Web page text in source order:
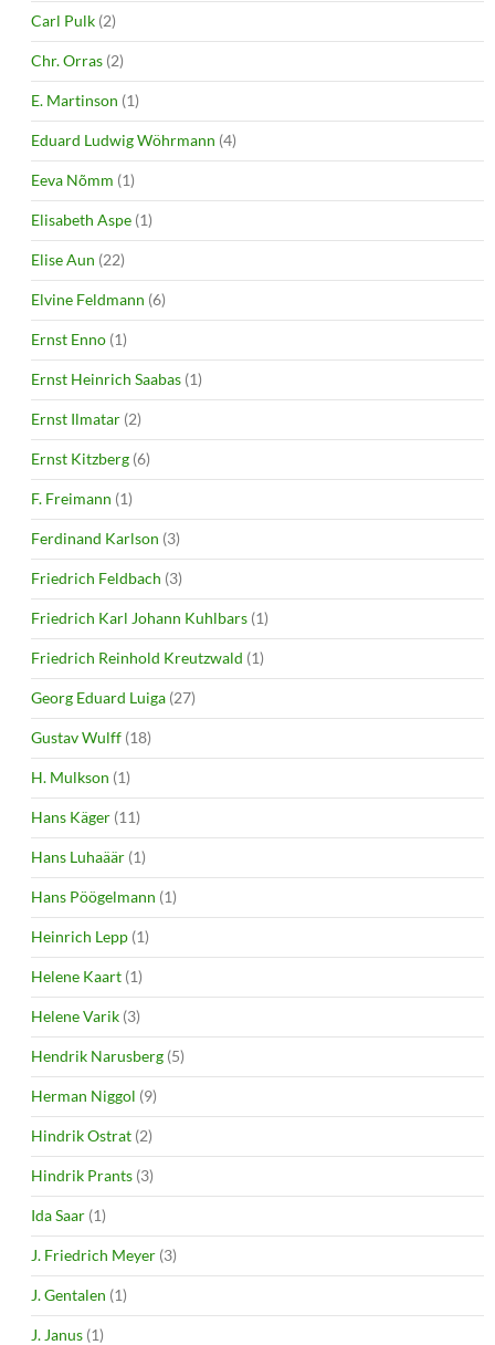
Carl Pulk (2)
Chr. Orras (2)
E. Martinson (1)
Eduard Ludwig Wöhrmann (4)
Eeva Nõmm (1)
Elisabeth Aspe (1)
Elise Aun (22)
Elvine Feldmann (6)
Ernst Enno (1)
Ernst Heinrich Saabas (1)
Ernst Ilmatar (2)
Ernst Kitzberg (6)
F. Freimann (1)
Ferdinand Karlson (3)
Friedrich Feldbach (3)
Friedrich Karl Johann Kuhlbars (1)
Friedrich Reinhold Kreutzwald (1)
Georg Eduard Luiga (27)
Gustav Wulff (18)
H. Mulkson (1)
Hans Käger (11)
Hans Luhaäär (1)
Hans Pöögelmann (1)
Heinrich Lepp (1)
Helene Kaart (1)
Helene Varik (3)
Hendrik Narusberg (5)
Herman Niggol (9)
Hindrik Ostrat (2)
Hindrik Prants (3)
Ida Saar (1)
J. Friedrich Meyer (3)
J. Gentalen (1)
J. Janus (1)